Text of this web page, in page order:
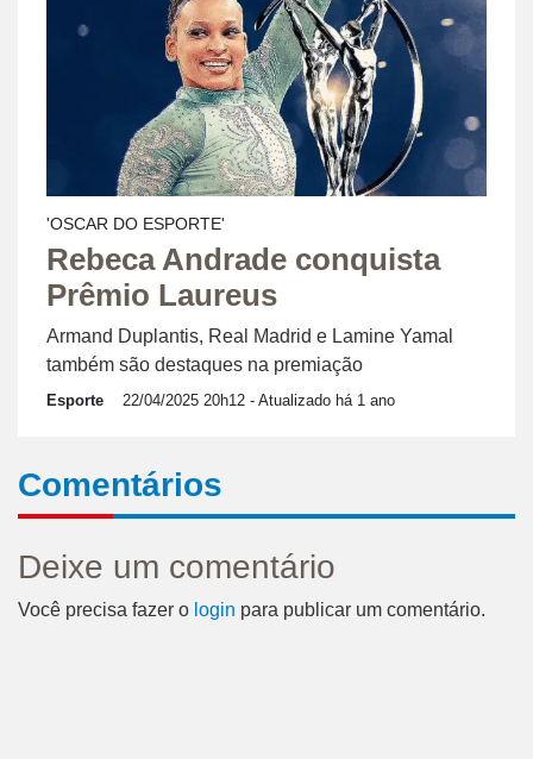
'OSCAR DO ESPORTE'
Rebeca Andrade conquista
Prêmio Laureus
Armand Duplantis, Real Madrid e Lamine Yamal
também são destaques na premiação
Esporte 22/04/2025 20h12 - Atualizado há 1 ano
Comentários
Deixe um comentário
Você precisa fazer o login para publicar um comentário.